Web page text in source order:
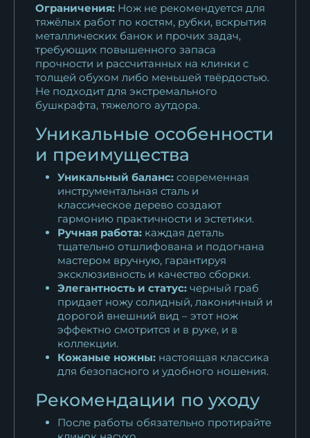
Ограничения: Нож не рекомендуется для
тяжёлых работ по костям, рубки, вскрытия
металлических банок и прочих задач,
требующих повышенного запаса
прочности и рассчитанных на клинки с
толщей обухом либо меньшей твёрдостью.
Не подходит для экстремального
бушкрафта, тяжелого аутдора.
Уникальные особенности
и преимущества
Уникальный баланс: современная
инструментальная сталь и
классическое дерево создают
гармонию практичности и эстетики.
Ручная работа: каждая деталь
тщательно отшлифована и подогнана
мастером вручную, гарантируя
эксклюзивность и качество сборки.
Элегантность и статус: черный граб
придает ножу солидный, лаконичный и
дорогой внешний вид – этот нож
эффектно смотрится и в руке, и в
коллекции.
Кожаные ножны: настоящая классика
для безопасного и удобного ношения.
Рекомендации по уходу
После работы обязательно протирайте